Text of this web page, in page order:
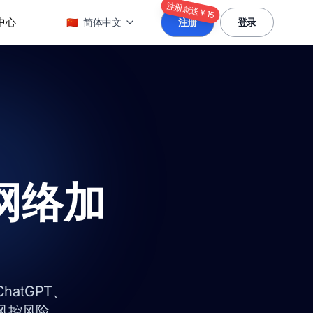
心 🇨🇳 简体中文 注册
注册就送￥15
登录
络加
、